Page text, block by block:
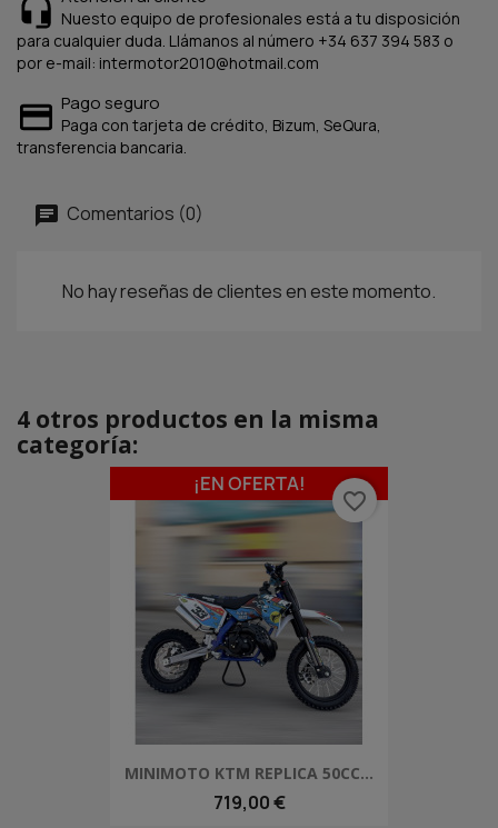
Nuesto equipo de profesionales está a tu disposición
para cualquier duda. Llámanos al número +34 637 394 583 o
por e-mail: intermotor2010@hotmail.com
Pago seguro
Paga con tarjeta de crédito, Bizum, SeQura,
transferencia bancaria.
Comentarios (0)
No hay reseñas de clientes en este momento.
4 otros productos en la misma
categoría:
MINIMOTO KTM REPLICA 50CC...
719,00 €
¡EN OFERTA!
favorite_border